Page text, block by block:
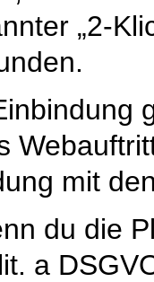
„2-
mit
du die
a